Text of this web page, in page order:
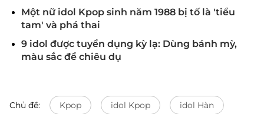
Một nữ idol Kpop sinh năm 1988 bị tố là 'tiểu
tam' và phá thai
9 idol được tuyển dụng kỳ lạ: Dùng bánh mỳ,
màu sắc để chiêu dụ
Chủ đề: Kpop idol Kpop idol Hàn